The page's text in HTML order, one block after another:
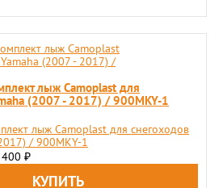
лыж Camoplast для
(2007 - 2017) / 900MKY-1
лыж Camoplast для снегоходов
/ 900MKY-1
₽